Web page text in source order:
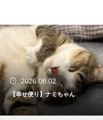
2026.07.31
【幸せ便り】ポンくん